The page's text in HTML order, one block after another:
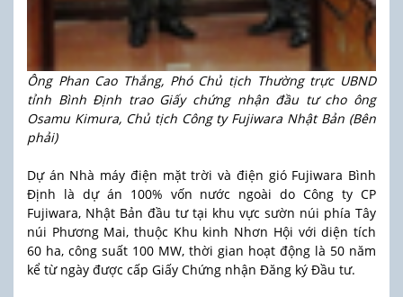
Ông Phan Cao Thắng, Phó Chủ tịch Thường trực UBND
tỉnh Bình Định trao Giấy chứng nhận đầu tư cho ông
Osamu Kimura, Chủ tịch Công ty Fujiwara Nhật Bản (Bên
phải)
Dự án Nhà máy điện mặt trời và điện gió Fujiwara Bình
Định là dự án 100% vốn nước ngoài do Công ty CP
Fujiwara, Nhật Bản đầu tư tại khu vực sườn núi phía Tây
núi Phương Mai, thuộc Khu kinh Nhơn Hội với diện tích
60 ha, công suất 100 MW, thời gian hoạt động là 50 năm
kể từ ngày được cấp Giấy Chứng nhận Đăng ký Đầu tư.